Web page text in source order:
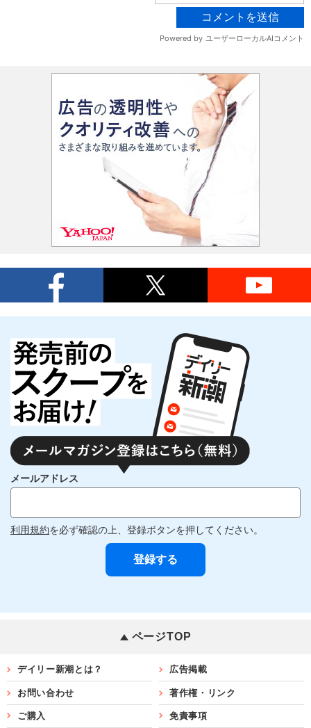
メールアドレス
利用規約を必ず確認の上、登録ボタンを押してください。
ページTOP
デイリー新潮とは？ 広告掲載
お問い合わせ 著作権・リンク
ご購入 免責事項